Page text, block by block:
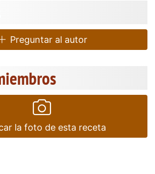
Preguntar al autor
la foto de esta receta